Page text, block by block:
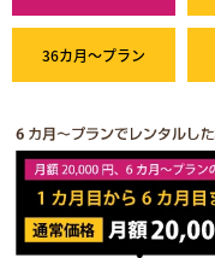
36カ月～プラン